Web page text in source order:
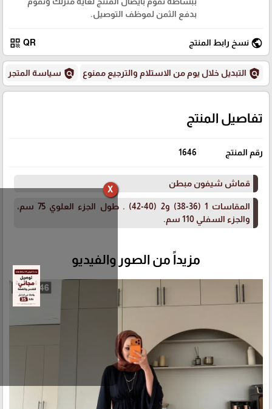
X
بدفع الثمن لموظف التوصيل.
public نسخ رابط المنتج QR
qr_code
policy التبديل خلال يوم من الاستلام والترجيع ممنوع policy سياسة المتجر
تفاصيل المنتج
رقم المنتج 1646
قماش شيفون مبطن
المقاسات 1 (36-38) و2 (40-42) . طول الجزء العلوي 75 سم،
والجزء السفلي 110 سم.
مزيداً من الصور والفيديو